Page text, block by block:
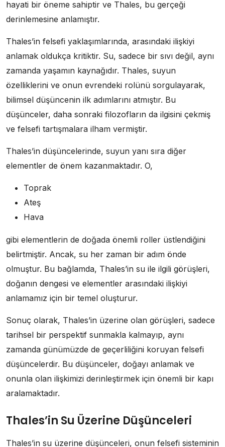
hayati bir öneme sahiptir ve Thales, bu gerçeği
derinlemesine anlamıştır.
Thales’in felsefi yaklaşımlarında, arasındaki ilişkiyi
anlamak oldukça kritiktir. Su, sadece bir sıvı değil, aynı
zamanda yaşamın kaynağıdır. Thales, suyun
özelliklerini ve onun evrendeki rolünü sorgulayarak,
bilimsel düşüncenin ilk adımlarını atmıştır. Bu
düşünceler, daha sonraki filozofların da ilgisini çekmiş
ve felsefi tartışmalara ilham vermiştir.
Thales’in düşüncelerinde, suyun yanı sıra diğer
elementler de önem kazanmaktadır. O,
Toprak
Ateş
Hava
gibi elementlerin de doğada önemli roller üstlendiğini
belirtmiştir. Ancak, su her zaman bir adım önde
olmuştur. Bu bağlamda, Thales’in su ile ilgili görüşleri,
doğanın dengesi ve elementler arasındaki ilişkiyi
anlamamız için bir temel oluşturur.
Sonuç olarak, Thales’in üzerine olan görüşleri, sadece
tarihsel bir perspektif sunmakla kalmayıp, aynı
zamanda günümüzde de geçerliliğini koruyan felsefi
düşüncelerdir. Bu düşünceler, doğayı anlamak ve
onunla olan ilişkimizi derinleştirmek için önemli bir kapı
aralamaktadır.
Thales’in Su Üzerine Düşünceleri
Thales’in su üzerine düşünceleri, onun felsefi sisteminin